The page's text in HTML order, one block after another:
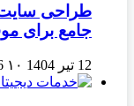
طراحی سایت
جامع برای
12 تیر 1404 ۱۰